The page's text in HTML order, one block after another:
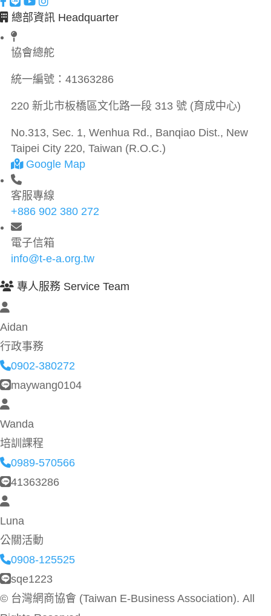
總部資訊 Headquarter
協會總舵
統一編號： 41363286
220 新北市板橋區文化路一段 313 號 (育成中心)
No.313, Sec. 1, Wenhua Rd., Banqiao Dist., New
Taipei City 220, Taiwan (R.O.C.)
Google Map
客服專線
+886 902 380 272
電子信箱
info@t-e-a.org.tw
專人服務 Service Team
Aidan
行政事務
0902-380272
maywang0104
Wanda
培訓課程
0989-570566
41363286
Luna
公關活動
0908-125525
sqe1223
© 台灣網商協會 (Taiwan E-Business Association). All